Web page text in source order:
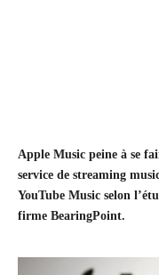
Apple Music peine à se
service de streaming
YouTube Music selon
firme BearingPoint.